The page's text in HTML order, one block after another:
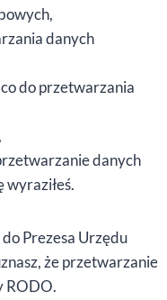
danych
do przetwarzania
danych
wyraziłeś.
Prezesa Urzędu
że przetwarzanie
RODO.